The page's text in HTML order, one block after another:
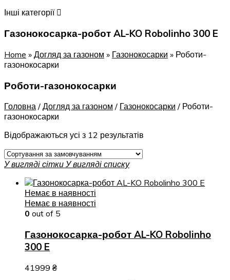
Інші категорії
Газонокосарка-робот AL-KO Robolinho 300 E
Home » Догляд за газоном » Газонокосарки » Роботи-
газонокосарки
Роботи-газонокосарки
Головна / Догляд за газоном / Газонокосарки / Роботи-
газонокосарки
Відображаються усі з 12 результатів
У вигляді сітки У вигляді списку
Немає в наявності
Немає в наявності
0 out of 5
Газонокосарка-робот AL-KO Robolinho
300 E
41999 ₴